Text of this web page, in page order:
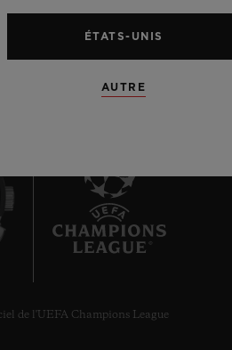
de l'UEFA Champions League
ÉTATS-UNIS
AUTRE